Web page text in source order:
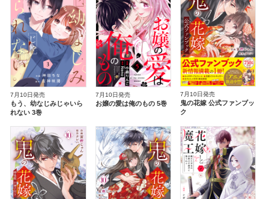
7月10日発売
もう、幼なじみじゃいら
れない 3巻
7月10日発売
お嬢の愛は俺のもの 5巻
7月10日発売
鬼の花嫁 公式ファンブッ
ク